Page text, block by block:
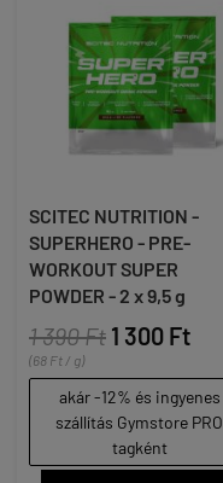
SCITEC NUTRITION -
SUPERHERO - PRE-
WORKOUT SUPER
POWDER - 2 x 9,5 g
1 390 Ft 1 300 Ft
(68 Ft / g)
akár -12% és ingyenes
szállítás Gymstore PRO
tagként